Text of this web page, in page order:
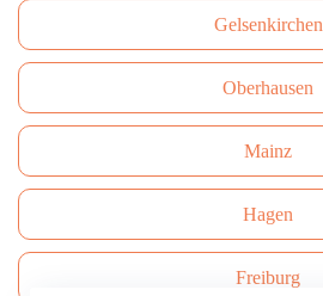
Gelsenkirchen
Oberhausen
Mainz
Hagen
Freiburg